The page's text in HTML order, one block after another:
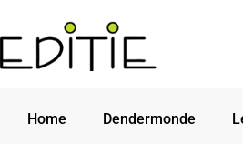
Home Dendermonde